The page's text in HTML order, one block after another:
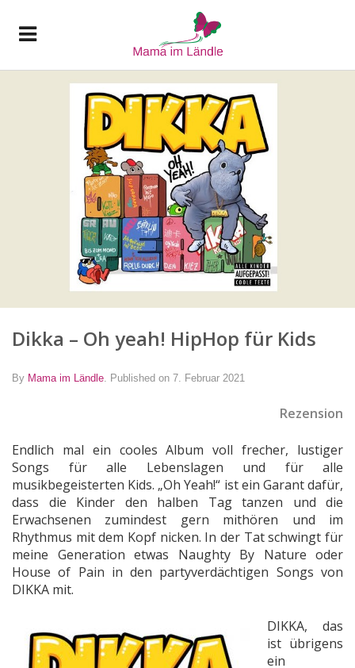
Dikka – Oh yeah! HipHop für Kids
By Mama im Ländle Published on 7. Februar 2021
Rezension
Endlich mal ein cooles Album voll frecher, lustiger
Songs für alle Lebenslagen und für alle
musikbegeisterten Kids. „Oh Yeah!“ ist ein Garant dafür,
dass die Kinder den halben Tag tanzen und die
Erwachsenen zumindest gern mithören und im
Rhythmus mit dem Kopf nicken. In der Tat schwingt für
meine Generation etwas Naughty By Nature oder
House of Pain in den partyverdächtigen Songs von
DIKKA mit.
DIKKA, das
ist übrigens
ein